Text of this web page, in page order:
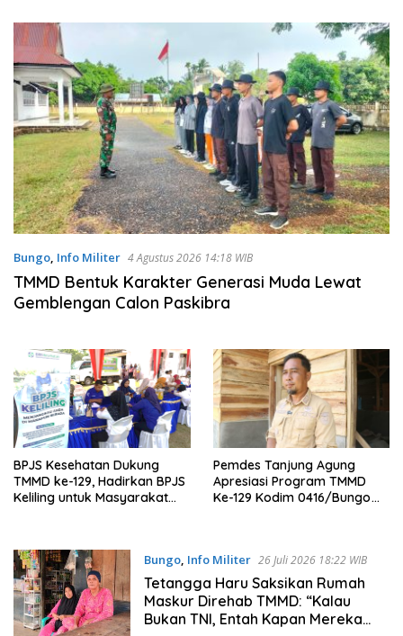
Bungo, Info Militer 4 Agustus 2026 14:18 WIB
TMMD Bentuk Karakter Generasi Muda Lewat
Gemblengan Calon Paskibra
BPJS Kesehatan Dukung
TMMD ke-129, Hadirkan BPJS
Keliling untuk Masyarakat
Pemdes Tanjung Agung
Apresiasi Program TMMD
Ke-129 Kodim 0416/Bungo
Bungo, Info Militer 26 Juli 2026 18:22 WIB
Tetangga Haru Saksikan Rumah
Maskur Direhab TMMD: “Kalau
Bukan TNI, Entah Kapan Mereka